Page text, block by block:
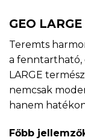
GEO
Teremts
a fenntartható,
LARGE
nemcsak
hanem
Főbb